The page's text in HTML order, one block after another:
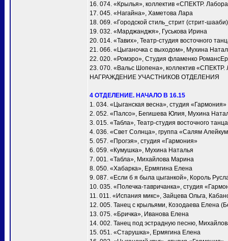
16. 074. «Крылья», коллектив «СПЕКТР.
17. 045. «Нагайна», Хаметова Лара
18. 069. «Городской стиль_стрит (стрит-
19. 032. «Марджанджя», Гуськова Ирина
20. 014. «Тавих», Театр-студия восточного
21. 066. «Цыганочка с выходом», Мухина
22. 020. «Ромэро», Студия фламенко
23. 070. «Вальс Шопена», коллектив «СПЕКТР.
НАГРАЖДЕНИЕ УЧАСТНИКОВ ОТДЕЛЕНИЯ
4 ОТДЕЛЕНИЕ. НАЧАЛО В 16.15
1. 034. «Цыганская весна», студия «Гармония»
2. 052. «Палсо», Бегишева Юлия, Мухина
3. 015. «Табла», Театр-студия восточного
4. 036. «Свет Солнца», группа «Салям
5. 057. «Прогэя», студия «Гармония»
6. 059. «Кумушка», Мухина Наталья
7. 001. «Taбла», Михайлова Марина
8. 050. «Хабарка», Ермягина Елена
9. 087. «Если б я была цыганкой», Король
10. 035. «Полечка-тавричанка», студия
11. 011. «Испания микс», Зайцева Ольга,
12. 005. Танец с крыльями, Козодаева Елена
13. 075. «Бричка», Иванова Елена
14. 002. Танец под эстрадную песню,
15. 051. «Старушка», Ермягина Елена